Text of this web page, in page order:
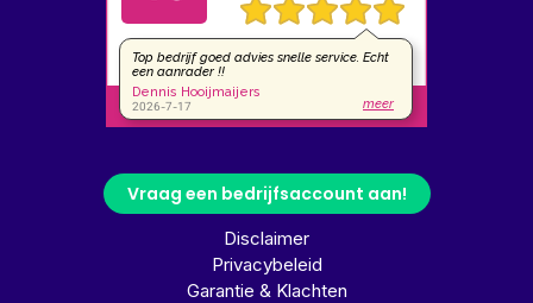
Vraag een bedrijfsaccount aan!
Disclaimer
Privacybeleid
Garantie & Klachten